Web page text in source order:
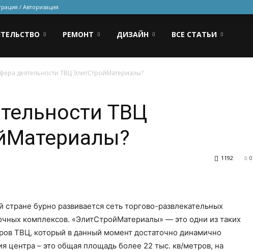
/ Авторизация
РЕМОНТ ДИЗАЙН ВСЕ СТАТЬИ
деятельности ТВЦ ЭлитСтройМатериалы?
ТВЦ
0
1192
бурно развивается сеть торгово-развлекательных
комплексов. «ЭлитСтройМатериалы» — это одни из таких
ТВЦ, который в данный момент достаточно динамично
центра – это общая площадь более 22 тыс. кв/метров, на